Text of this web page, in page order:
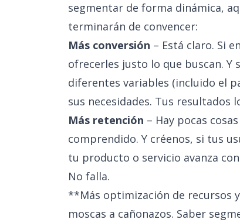
segmentar de forma dinámica,
terminarán de convencer:
Más conversión – Está claro. Si
ofrecerles justo lo que buscan. Y
diferentes variables (incluido el
sus necesidades. Tus resultados
Más retención – Hay pocas
comprendido. Y créenos, si tus
tu producto o servicio avanza
No falla.
**Más optimización de recursos
moscas a cañonazos. Saber